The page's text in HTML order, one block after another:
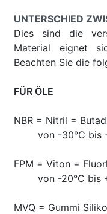
UNTERSCHIED
Dies sind die
Material eignet
Beachten Sie die
FÜR ÖLE
NBR = Nitril =
von -30°C bis
FPM = Viton =
von -20°C bis
MVQ = Gummi